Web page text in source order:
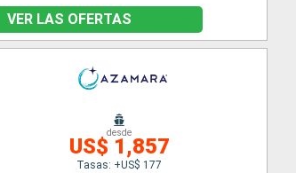
VER LAS OFERTAS
desde
US$ 1,857
Tasas: +US$ 177